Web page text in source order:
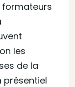
formateurs
les
de la
présentiel